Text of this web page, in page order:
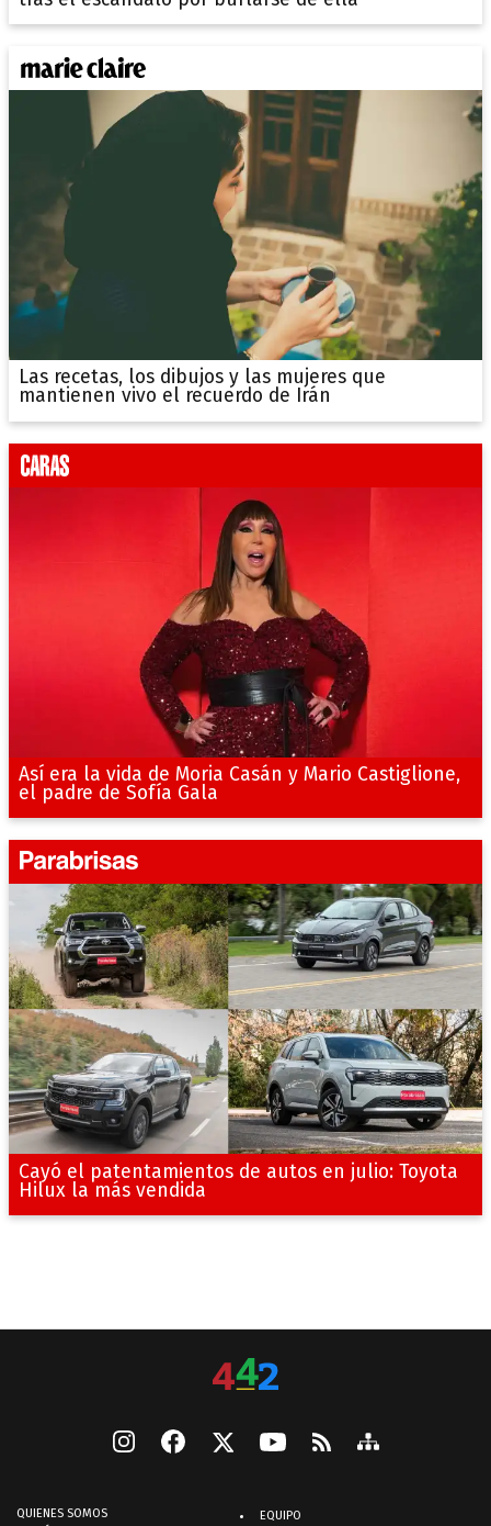
Las recetas, los dibujos y las mujeres que
mantienen vivo el recuerdo de Irán
Así era la vida de Moria Casán y Mario Castiglione,
el padre de Sofía Gala
Cayó el patentamientos de autos en julio: Toyota
Hilux la más vendida
QUIENES SOMOS
EQUIPO